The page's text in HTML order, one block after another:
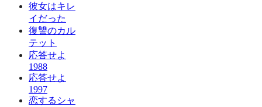
彼女はキレ
イだった
復讐のカル
テット
応答せよ
1988
応答せよ
1997
恋するシャ